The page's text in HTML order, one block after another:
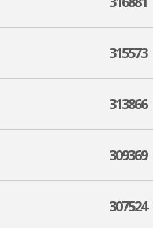
315573
313866
309369
307524